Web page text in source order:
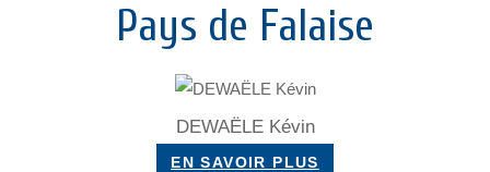
Pays de Falaise
DEWAËLE Kévin
EN SAVOIR PLUS